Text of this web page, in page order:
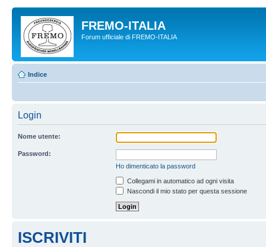
FREMO-ITALIA
Forum ufficiale di FREMO-ITALIA
Indice
Login
Nome utente:
Password:
Ho dimenticato la password
Collegami in automatico ad ogni visita
Nascondi il mio stato per questa sessione
ISCRIVITI